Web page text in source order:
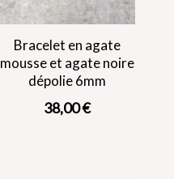
Bracelet en agate
mousse et agate noire
dépolie 6mm
38,00€